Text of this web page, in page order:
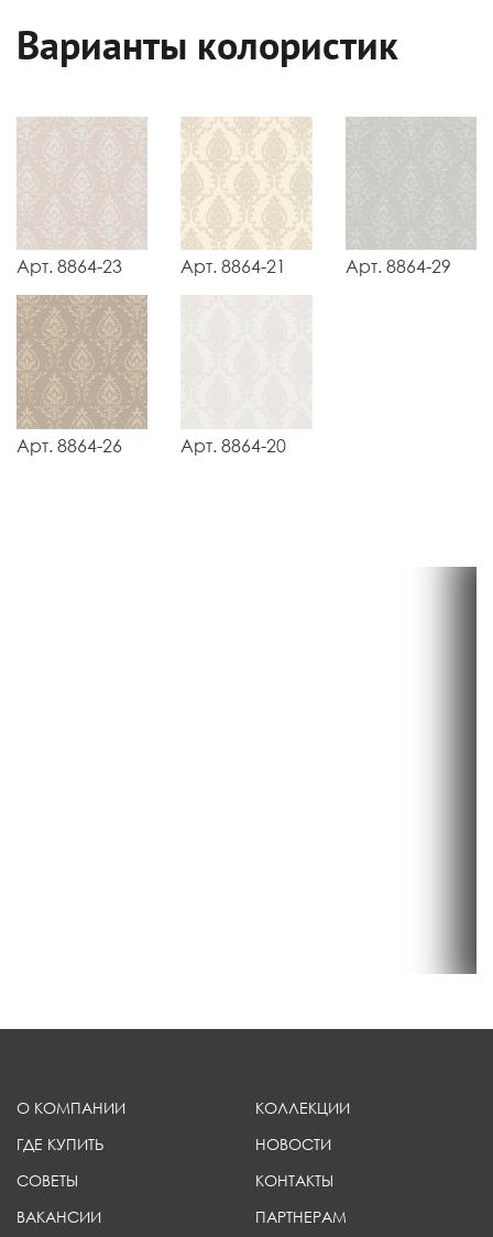
Варианты колористик
Арт. 8864-23 Арт. 8864-21 Арт. 8864-29
Арт. 8864-26 Арт. 8864-20
О КОМПАНИИ
КОЛЛЕКЦИИ
ГДЕ КУПИТЬ
НОВОСТИ
СОВЕТЫ
КОНТАКТЫ
ВАКАНСИИ
ПАРТНЕРАМ